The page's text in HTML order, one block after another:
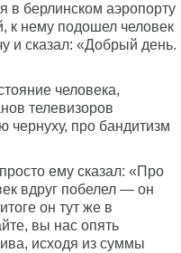
берлинском аэропорту
к нему подошел человек
и сказал: «Добрый день.
человека,
телевизоров
чернуху, про бандитизм
ему сказал: «Про
вдруг побелел — он
он тут же в
вы нас опять
исходя из суммы